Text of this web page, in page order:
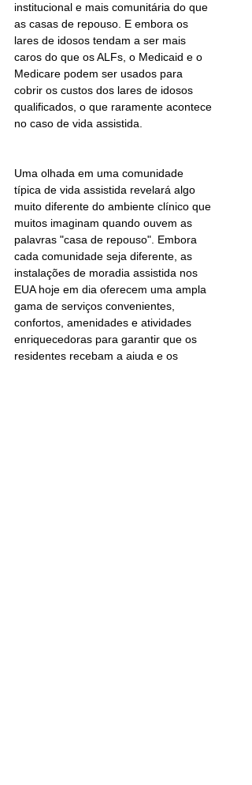
institucional e mais comunitária do que
as casas de repouso. E embora os
lares de idosos tendam a ser mais
caros do que os ALFs, o Medicaid e o
Medicare podem ser usados ​​para
cobrir os custos dos lares de idosos
qualificados, o que raramente acontece
no caso de vida assistida.
Uma olhada em uma comunidade
típica de vida assistida revelará algo
muito diferente do ambiente clínico que
muitos imaginam quando ouvem as
palavras "casa de repouso". Embora
cada comunidade seja diferente, as
instalações de moradia assistida nos
EUA hoje em dia oferecem uma ampla
gama de serviços convenientes,
confortos, amenidades e atividades
enriquecedoras para garantir que os
residentes recebam a ajuda e os